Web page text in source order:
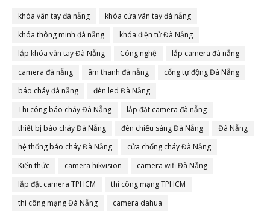
khóa vân tay đà nẵng
khóa cửa vân tay đà nẵng
khóa thông minh đà nẵng
khóa điện tử Đà Nẵng
lắp khóa vân tay Đà Nẵng
Công nghệ
lắp camera đà nẵng
camera đà nẵng
âm thanh đà nẵng
cổng tự động Đà Nẵng
báo cháy đà nẵng
đèn led Đà Nẵng
Thi công báo cháy Đà Nẵng
lắp đặt camera đà nẵng
thiết bị báo cháy Đà Nẵng
đèn chiếu sáng Đà Nẵng
Đà Nẵng
hệ thống báo cháy Đà Nẵng
cửa chống cháy Đà Nẵng
Kiến thức
camera hikvision
camera wifi Đà Nẵng
lắp đặt camera TPHCM
thi công mạng TPHCM
thi công mạng Đà Nẵng
camera dahua